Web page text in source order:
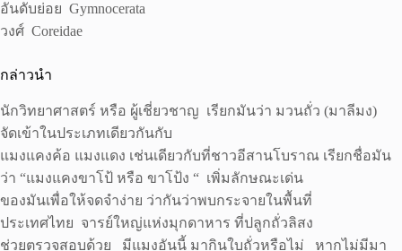
อันดับย่อย Gymnocerata
วงศ์ Coreidae
กล่าวนำ
นักวิทยาศาสตร์ หรือ ผู้เชี่ยวชาญ เรียกมันว่า มวนถั่ว (มาลีมง)
จัดเข้าในประเภทเดียวกันกับ
แมงแคงค้อ แมงแดง เช่นเดียวกับที่ชาวอีสานโบราณ เรียกชื่อมัน
ว่า “แมงแคงขาโป้ หรือ ขาโป้ง “ เพิ่มลักษณะเด่น
ของมันเพื่อให้จดจำง่าย ว่ากันว่าพบกระจายในพื้นที่
ประเทศไทย จารย์ใหญ่แห่งมุกดาหาร ที่ปลูกถั่วลิสง
ช่วยตรวจสอบด้วย มีแมงอันนี้ มากินใบถั่วหรือไม่ หากไม่มีมา